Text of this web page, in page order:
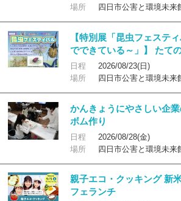
場所
四日市公害と環境未来
【特別展「昆虫フェステ
でできている～」】 たて
日程
2026/08/23(日)
場所
四日市公害と環境未来
かんきょうにやさしい企
ボム作り
日程
2026/08/28(金)
場所
四日市公害と環境未来
親子エコ・クッキング 新
フェランチ